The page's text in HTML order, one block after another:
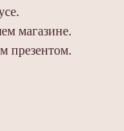
магазине.
презентом.